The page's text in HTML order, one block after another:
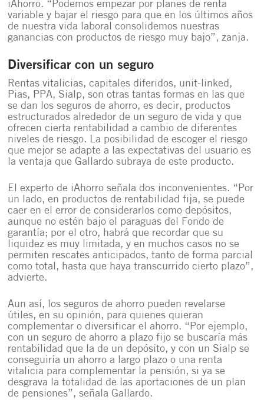
iAhorro. “Podemos empezar por planes de renta
variable y bajar el riesgo para que en los últimos años
de nuestra vida laboral consolidemos nuestras
ganancias con productos de riesgo muy bajo”, zanja.
Diversificar con un seguro
Rentas vitalicias, capitales diferidos, unit-linked,
Pias, PPA, Sialp, son otras tantas formas en las que
se dan los seguros de ahorro, es decir, productos
estructurados alrededor de un seguro de vida y que
ofrecen cierta rentabilidad a cambio de diferentes
niveles de riesgo. La posibilidad de escoger el riesgo
que mejor se adapte a las expectativas del usuario es
la ventaja que Gallardo subraya de este producto.
El experto de iAhorro señala dos inconvenientes. “Por
un lado, en productos de rentabilidad fija, se puede
caer en el error de considerarlos como depósitos,
aunque no estén bajo el paraguas del Fondo de
garantía; por el otro, habrá que recordar que su
liquidez es muy limitada, y en muchos casos no se
permiten rescates anticipados, tanto de forma parcial
como total, hasta que haya transcurrido cierto plazo”,
advierte.
Aun así, los seguros de ahorro pueden revelarse
útiles, en su opinión, para quienes quieran
complementar o diversificar el ahorro. “Por ejemplo,
con un seguro de ahorro a plazo fijo se buscaría más
rentabilidad que la de un depósito, y con un Sialp se
conseguiría un ahorro a largo plazo o una renta
vitalicia para complementar la pensión, si ya se
desgrava la totalidad de las aportaciones de un plan
de pensiones”, señala Gallardo.